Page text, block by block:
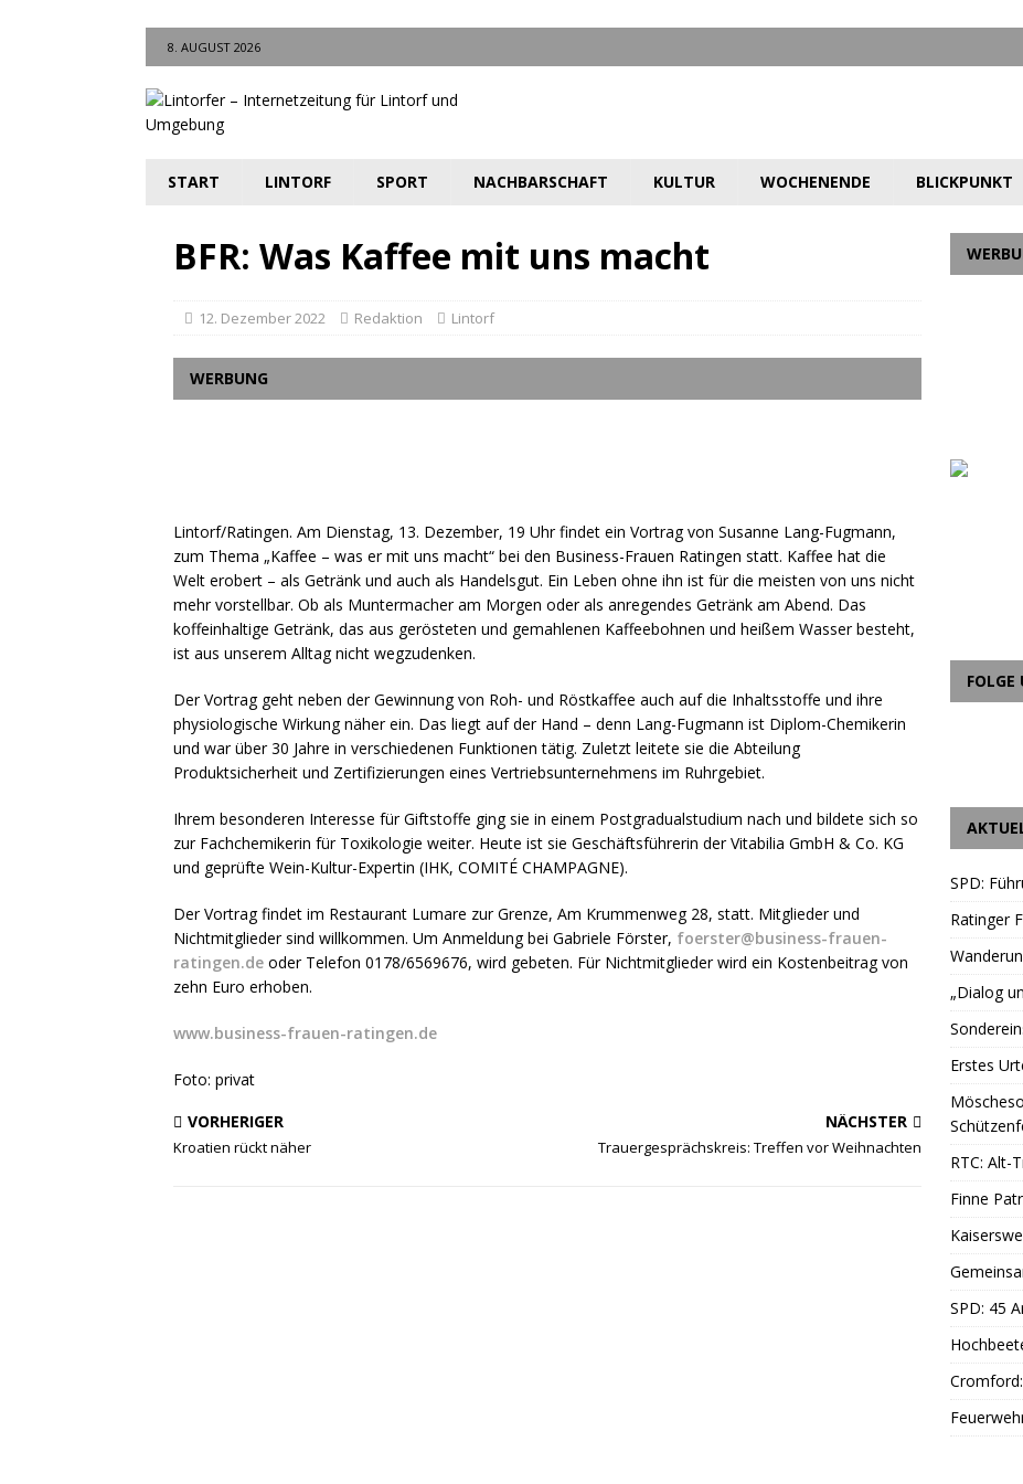
8. AUGUST 2026
START LINTORF SPORT NACHBARSCHAFT KULTUR WOCHENENDE BLICKPUNKT
BFR: Was Kaffee mit uns macht
12. Dezember 2022 Redaktion Lintorf
WERBUNG
Lintorf/Ratingen. Am Dienstag, 13. Dezember, 19 Uhr findet ein Vortrag von Susanne Lang-Fugmann,
zum Thema „Kaffee – was er mit uns macht“ bei den Business-Frauen Ratingen statt. Kaffee hat die
Welt erobert – als Getränk und auch als Handelsgut. Ein Leben ohne ihn ist für die meisten von uns nicht
mehr vorstellbar. Ob als Muntermacher am Morgen oder als anregendes Getränk am Abend. Das
koffeinhaltige Getränk, das aus gerösteten und gemahlenen Kaffeebohnen und heißem Wasser besteht,
ist aus unserem Alltag nicht wegzudenken.
Der Vortrag geht neben der Gewinnung von Roh- und Röstkaffee auch auf die Inhaltsstoffe und ihre
physiologische Wirkung näher ein. Das liegt auf der Hand – denn Lang-Fugmann ist Diplom-Chemikerin
und war über 30 Jahre in verschiedenen Funktionen tätig. Zuletzt leitete sie die Abteilung
Produktsicherheit und Zertifizierungen eines Vertriebsunternehmens im Ruhrgebiet.
Ihrem besonderen Interesse für Giftstoffe ging sie in einem Postgradualstudium nach und bildete sich so
zur Fachchemikerin für Toxikologie weiter. Heute ist sie Geschäftsführerin der Vitabilia GmbH & Co. KG
und geprüfte Wein-Kultur-Expertin (IHK, COMITÉ CHAMPAGNE).
Der Vortrag findet im Restaurant Lumare zur Grenze, Am Krummenweg 28, statt. Mitglieder und
Nichtmitglieder sind willkommen. Um Anmeldung bei Gabriele Förster, foerster@business-frauen-
ratingen.de oder Telefon 0178/6569676, wird gebeten. Für Nichtmitglieder wird ein Kostenbeitrag von
zehn Euro erhoben.
www.business-frauen-ratingen.de
Foto: privat
VORHERIGER
Kroatien rückt näher
NÄCHSTER
Trauergesprächskreis: Treffen vor Weihnachten
FOLGE
SPD:
Ratinger
„Dialog
Erstes
RTC: Alt-
Finne
SPD: 45